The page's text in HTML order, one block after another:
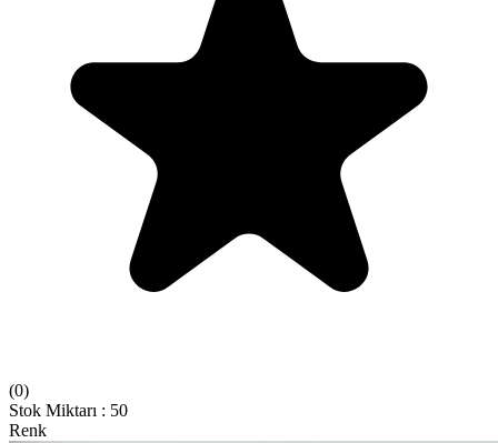
(0)
Stok Miktarı : 50
Renk